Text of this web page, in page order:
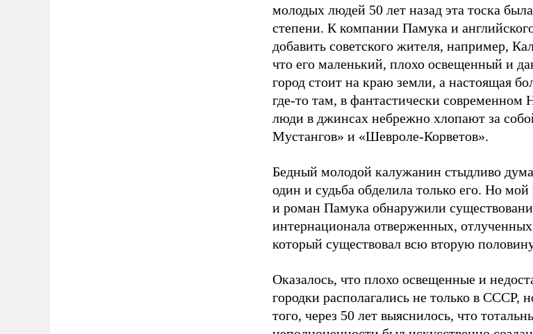
молодых людей 50 лет назад эта тоска
степени. К компании Памука и
добавить советского жителя, например,
что его маленький, плохо освещенный и
город стоит на краю земли, а настоящая
где-то там, в фантастически
люди в джинсах небрежно хлопают за
Мустангов» и «Шевроле-Корветов».
Бедный молодой калужанин стыдливо
один и судьба обделила только его. Но
и роман Памука обнаружили
интернационала отверженных,
который существовал всю вторую
Оказалось, что плохо освещенные и
городки располагались не только в СССР,
того, через 50 лет выяснилось, что